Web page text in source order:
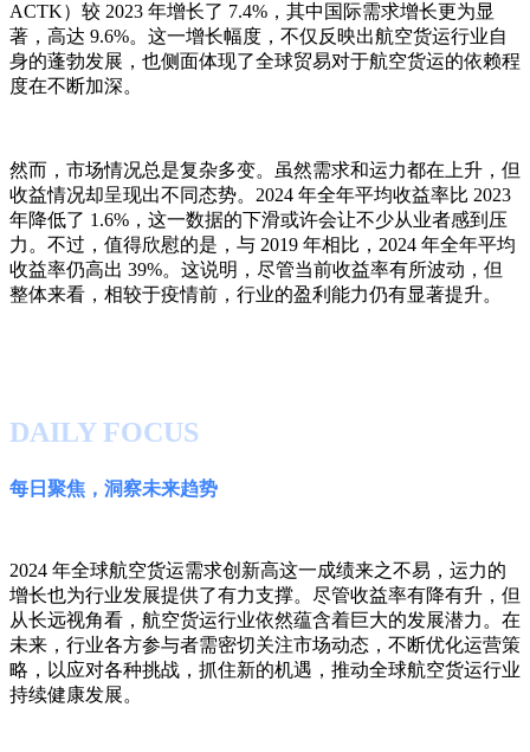
ACTK）较 2023 年增长了 7.4%，其中国际需求增长更为显
著，高达 9.6%。这一增长幅度，不仅反映出航空货运行业自
身的蓬勃发展，也侧面体现了全球贸易对于航空货运的依赖程
度在不断加深。
然而，市场情况总是复杂多变。虽然需求和运力都在上升，但
收益情况却呈现出不同态势。2024 年全年平均收益率比 2023
年降低了 1.6%，这一数据的下滑或许会让不少从业者感到压
力。不过，值得欣慰的是，与 2019 年相比，2024 年全年平均
收益率仍高出 39%。这说明，尽管当前收益率有所波动，但
整体来看，相较于疫情前，行业的盈利能力仍有显著提升。
DAILY FOCUS
每日聚焦，洞察未来趋势
2024 年全球航空货运需求创新高这一成绩来之不易，运力的
增长也为行业发展提供了有力支撑。尽管收益率有降有升，但
从长远视角看，航空货运行业依然蕴含着巨大的发展潜力。在
未来，行业各方参与者需密切关注市场动态，不断优化运营策
略，以应对各种挑战，抓住新的机遇，推动全球航空货运行业
持续健康发展。